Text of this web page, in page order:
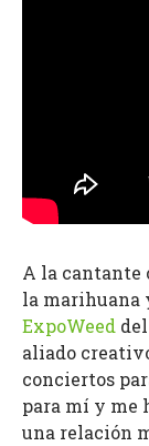
A la cantante
la marihuana
ExpoWeed
aliado
conciertos
para mí y me
una relación